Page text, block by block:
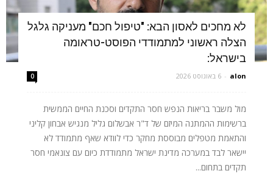
לא מחכים לאסון הבא: "טיפול חכם" מעניקה גלגל
הצלה ראשוני למתמודדי הפוסט-טראומה
בישראל:
alon
- 6 באוגוסט 2026 0
מול משבר בריאות הנפש חסר התקדים וסכנת החיים הממשית
ברשימות ההמתנה המיזם של ד"ר אבשלום גליל מנגיש אבחון קליני
והתאמת מטפלים מבוססת מחקר כדי לוודא שאף מתמודד לא
יישאר לבד במערכה מדינת ישראל מתמודדת כיום עם צונאמי חסר
תקדים בתחום...